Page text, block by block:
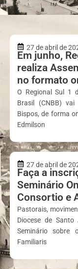
27 de abril de
Em junho,
realiza
no formato
O Regional Sul 1
Brasil (CNBB)
Bispos, de forma
Edmilson
27 de abril de
Faça a
Seminário
Consortio e
Pastorais,
Diocese de
Seminário sobre
Familiaris